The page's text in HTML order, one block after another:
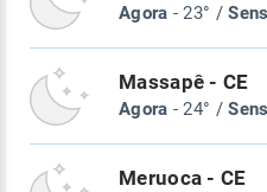
Agora - 23° /
Massapê - CE
Agora - 24° /
Meruoca - CE